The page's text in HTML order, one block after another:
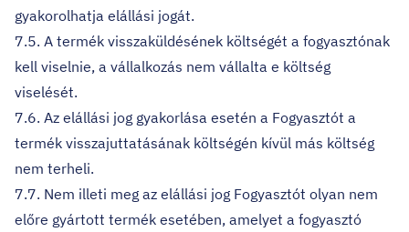
gyakorolhatja elállási jogát.
7.5. A termék visszaküldésének költségét a fogyasztónak
kell viselnie, a vállalkozás nem vállalta e költség
viselését.
7.6. Az elállási jog gyakorlása esetén a Fogyasztót a
termék visszajuttatásának költségén kívül más költség
nem terheli.
7.7. Nem illeti meg az elállási jog Fogyasztót olyan nem
előre gyártott termék esetében, amelyet a fogyasztó